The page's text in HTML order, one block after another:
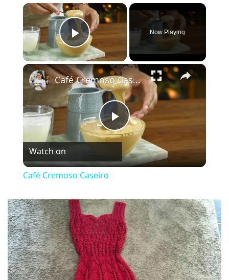
×
Play Video
Now Playing
×
Play
Video
Café Cremoso Caseiro
Watch on
Café Cremoso Caseiro